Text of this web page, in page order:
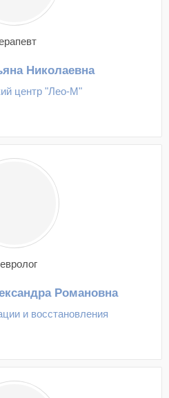
Николаевна
центр "Лео-М"
Романовна
и восстановления